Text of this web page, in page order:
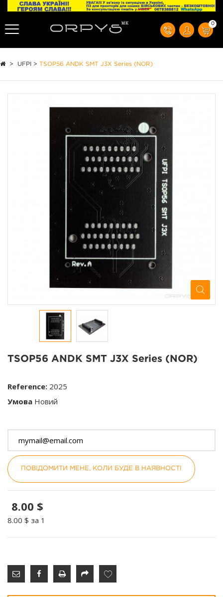
0
> UFPI > TSOP56 ANDK SMT J3X Series (NOR)
TSOP56 ANDK SMT J3X Series (NOR)
Reference: 2025
Умова Новий
ПОВІДОМИТИ МЕНЕ, КОЛИ БУДЕ В НАЯВНОСТІ
8.00 $
8.00 $ за 1